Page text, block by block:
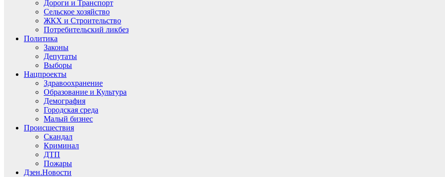
Дороги и Транспорт
Сельское хозяйство
ЖКХ и Строительство
Потребительский ликбез
Политика
Законы
Депутаты
Выборы
Нацпроекты
Здравоохранение
Образование и Культура
Демография
Городская среда
Малый бизнес
Происшествия
Скандал
Криминал
ДТП
Пожары
Дзен.Новости